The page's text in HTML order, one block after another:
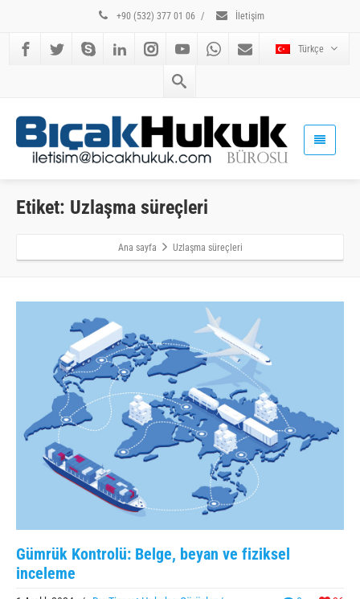
+90 (532) 377 01 06 / İletişim
Türkçe
Etiket: Uzlaşma süreçleri
Ana sayfa Uzlaşma süreçleri
Gümrük Kontrolü: Belge, beyan ve fiziksel
inceleme